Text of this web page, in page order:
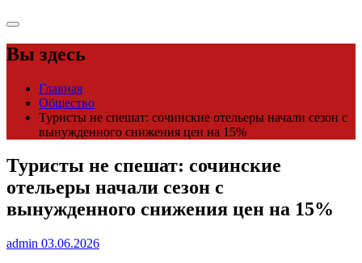
Вы здесь
Главная
Общество
Туристы не спешат: сочинские отельеры начали сезон с
вынужденного снижения цен на 15%
Туристы не спешат: сочинские
отельеры начали сезон с
вынужденного снижения цен на 15%
admin 03.06.2026